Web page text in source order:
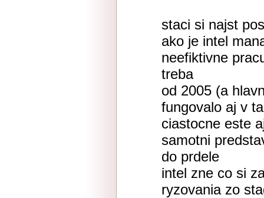
staci si najst
ako je intel
neefiktivne
treba
od 2005 (a
fungovalo aj v
ciastocne este
samotni
do prdele
intel zne co si
ryzovania zo